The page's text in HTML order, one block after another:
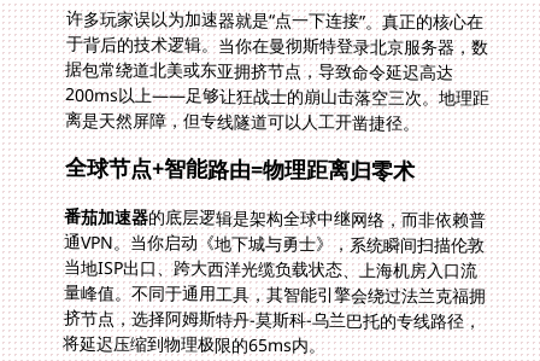
许多玩家误以为加速器就是“点一下连接”。真正的核心在
于背后的技术逻辑。当你在曼彻斯特登录北京服务器，数
据包常绕道北美或东亚拥挤节点，导致命令延迟高达
200ms以上——足够让狂战士的崩山击落空三次。地理距
离是天然屏障，但专线隧道可以人工开凿捷径。
全球节点+智能路由=物理距离归零术
番茄加速器的底层逻辑是架构全球中继网络，而非依赖普
通VPN。当你启动《地下城与勇士》，系统瞬间扫描伦敦
当地ISP出口、跨大西洋光缆负载状态、上海机房入口流
量峰值。不同于通用工具，其智能引擎会绕过法兰克福拥
挤节点，选择阿姆斯特丹-莫斯科-乌兰巴托的专线路径，
将延迟压缩到物理极限的65ms内。